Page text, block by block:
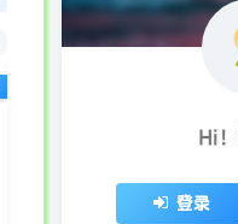
Hi
登录